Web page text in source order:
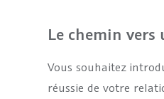
Le chemin
Vous souhaitez
réussie de votre